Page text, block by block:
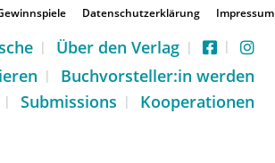
Datenschutzerklärung Impressum
Über den Verlag
Buchvorsteller:in werden
Submissions Kooperationen